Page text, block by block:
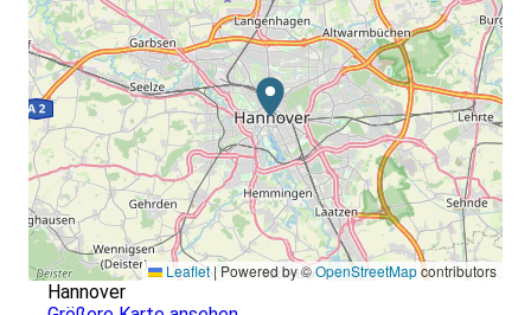
Leaflet | Powered by ©OpenStreetMapcontributors
Hannover